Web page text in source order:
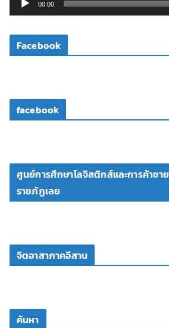
ดี
โ
00:00
Facebook
facebook
ศูนย์การศึกษาโลจิสติกส์และการค้าชา
ราชภัฏเลย
จิตอาสาภาคอีสาน
ค้นหา